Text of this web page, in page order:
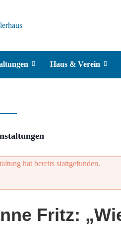
Haus & Verein
hat bereits stattgefunden.
Fritz: